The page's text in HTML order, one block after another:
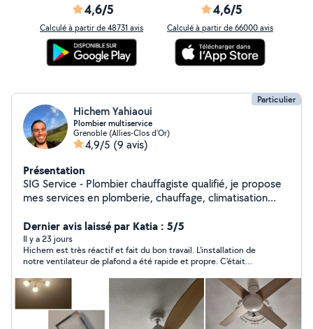
4,6/5
Calculé à partir de 48731 avis
4,6/5
Calculé à partir de 66000 avis
Particulier
Hichem Yahiaoui
Plombier multiservice
Grenoble (Allies-Clos d'Or)
4,9/5 (9 avis)
Présentation
SIG Service - Plombier chauffagiste qualifié, je propose
mes services en plomberie, chauffage, climatisation
manutention. Services proposés : Réparation de fuite
Installation sanitaire Chauffage / climatisation Montage
de meubles Bricolage divers · Déménagement Aide au
déménagement Débarras Livraison et transport d'objets
Travail sérieux, prix corrects, ponctualité et efficacité.
Dernier avis laissé par Katia : 5/5
Il y a 23 jours
Hichem est très réactif et fait du bon travail. L'installation de
notre ventilateur de plafond a été rapide et propre. C'était